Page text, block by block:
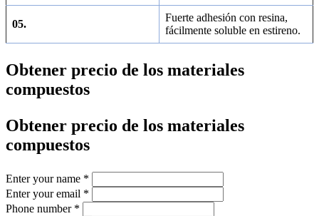
05.
Fuerte adhesión con resina,
fácilmente soluble en estireno.
Obtener precio de los materiales
compuestos
Obtener precio de los materiales
compuestos
Enter your name *
Enter your email *
Phone number *